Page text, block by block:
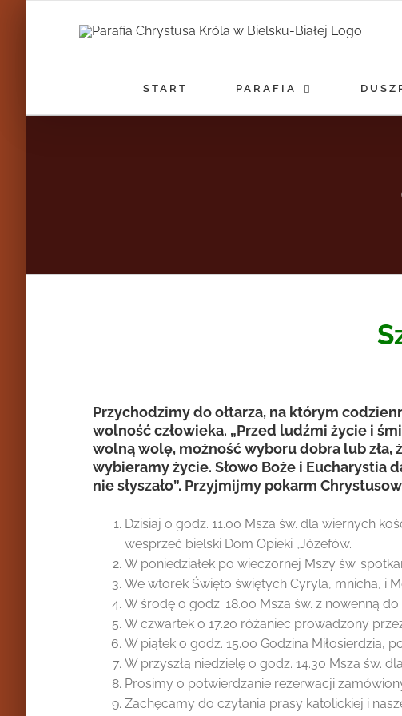
START PARAFIA
Przychodzimy do ołtarza, na którym
wolność człowieka. „Przed ludźmi życie i
wolną wolę, możność wyboru dobra lub
wybieramy życie. Słowo Boże i Eucharystia
nie słyszało”. Przyjmijmy pokarm
Dzisiaj o godz. 11.00 Msza św. dla wiernych
wesprzeć bielski Dom Opieki „Józefów.
W poniedziałek po wieczornej Mszy św.
We wtorek Święto świętych Cyryla, mnicha, i
W środę o godz. 18.00 Msza św. z nowenną
W czwartek o 17.20 różaniec prowadzony
W piątek o godz. 15.00 Godzina Miłosierdzia,
W przyszłą niedzielę o godz. 14.30 Msza św.
Prosimy o potwierdzanie rezerwacji
Zachęcamy do czytania prasy katolickiej i